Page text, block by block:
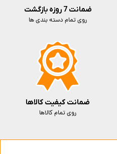
ضمانت 7 روزه بازگشت
روی تمام دسته بندی ها
ضمانت کیفیت کالاها
روی تمام کالاها